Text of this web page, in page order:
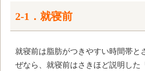
2-1．就寝前
就寝前は脂肪がつきやすい時間帯と
ぜなら、就寝前はさきほど説明した